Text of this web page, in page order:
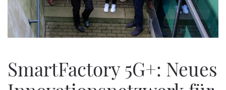
SmartFactory 5G+: Neues